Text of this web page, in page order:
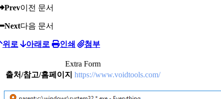
Prev이전 문서
Next다음 문서
위로 아래로 인쇄 첨부
Extra Form
출처/참고/홈페이지 https://www.voidtools.com/